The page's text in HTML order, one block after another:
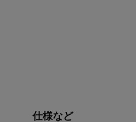
仕様など